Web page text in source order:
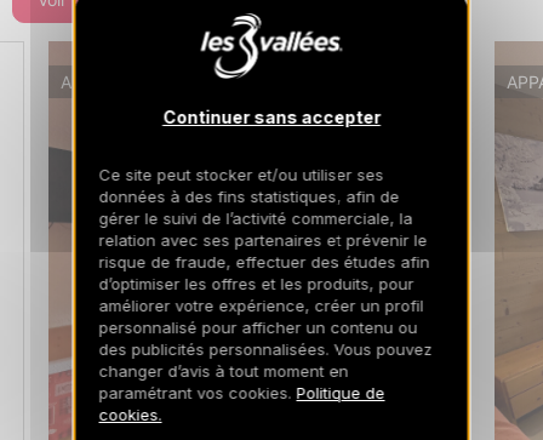
APPARTEMENT
Continuer sans accepter
Ce site peut stocker et/ou utiliser ses
données à des fins statistiques, afin de
gérer le suivi de l’activité commerciale, la
relation avec ses partenaires et prévenir le
risque de fraude, effectuer des études afin
d’optimiser les offres et les produits, pour
améliorer votre expérience, créer un profil
personnalisé pour afficher un contenu ou
des publicités personnalisées. Vous pouvez
changer d’avis à tout moment en
paramétrant vos cookies. Politique de
cookies.